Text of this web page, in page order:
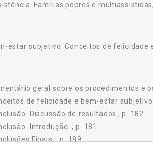
Análise de resultados, p. 102
Comentário geral sobre os procedimentos e os
de resultados, p. 182
Finais, p. 189
p. 193
p. 209
Famílias pobres e
estar subjetivo. Conceitos de felicidade
geral sobre os procedimentos e
de felicidade e bem-estar subjetivo
Discussão de resultados., p. 182
Introdução ., p. 181
Finais ., p. 189